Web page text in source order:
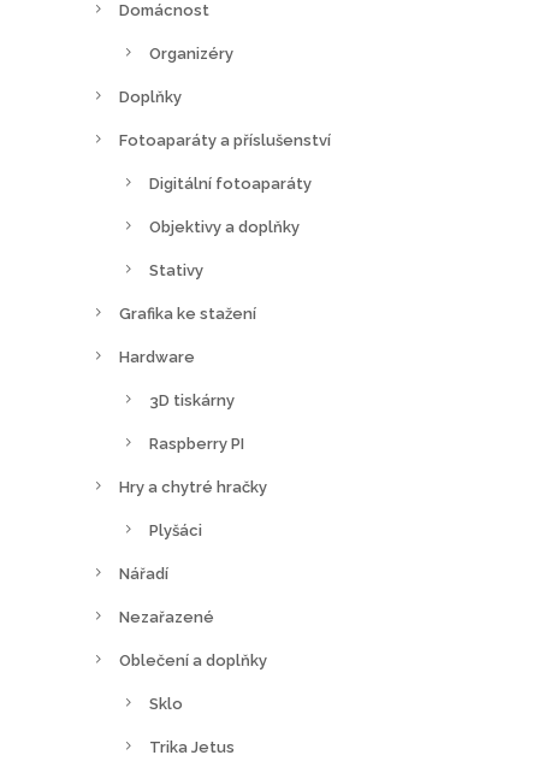
Domácnost
Organizéry
Doplňky
Fotoaparáty a příslušenství
Digitální fotoaparáty
Objektivy a doplňky
Stativy
Grafika ke stažení
Hardware
3D tiskárny
Raspberry PI
Hry a chytré hračky
Plyšáci
Nářadí
Nezařazené
Oblečení a doplňky
Sklo
Trika Jetus